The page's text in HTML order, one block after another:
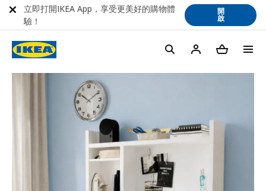
立即打開IKEA App，享受更美好的購物體
驗！
開
啟